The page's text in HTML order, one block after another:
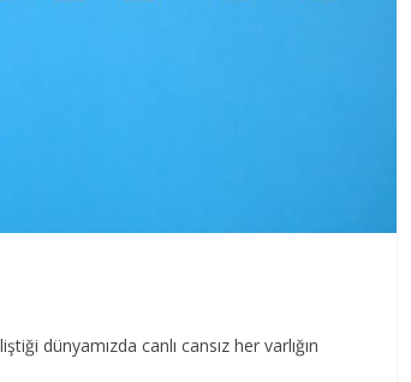
dünyamızda canlı cansız her varlığın